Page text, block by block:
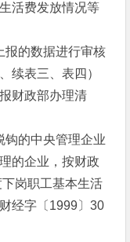
活费发放情况等
报的数据进行审核
续表三、表四）
财政部办理清
钩的中央管理企业
的企业，按财政
岗职工基本生活
经字〔1999〕30